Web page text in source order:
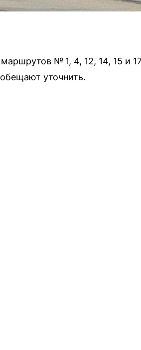
№ 1, 4, 12, 14, 15 и
уточнить.